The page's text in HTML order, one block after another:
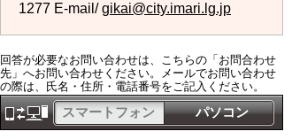
1277 E-mail/gikai@city.imari.lg.jp
回答が必要なお問い合わせは、こちらの「お問合わせ
先」へお問い合わせください。メールでお問い合わせ
の際は、氏名・住所・電話番号をご記入ください。
パソコン
スマートフォン